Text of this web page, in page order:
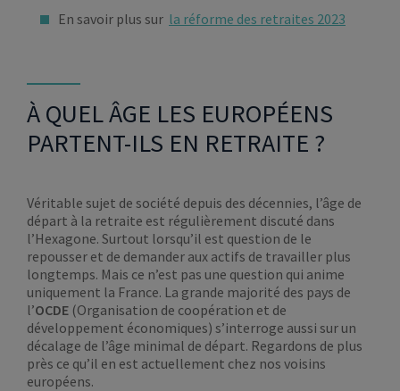
En savoir plus sur la réforme des retraites 2023
À QUEL ÂGE LES EUROPÉENS
PARTENT-ILS EN RETRAITE ?
Véritable sujet de société depuis des décennies, l’âge de
départ à la retraite est régulièrement discuté dans
l’Hexagone. Surtout lorsqu’il est question de le
repousser et de demander aux actifs de travailler plus
longtemps. Mais ce n’est pas une question qui anime
uniquement la France. La grande majorité des pays de
l’OCDE (Organisation de coopération et de
développement économiques) s’interroge aussi sur un
décalage de l’âge minimal de départ. Regardons de plus
près ce qu’il en est actuellement chez nos voisins
européens.